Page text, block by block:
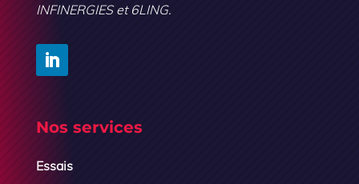
INFINERGIES et 6LING.
Nos services
Essais